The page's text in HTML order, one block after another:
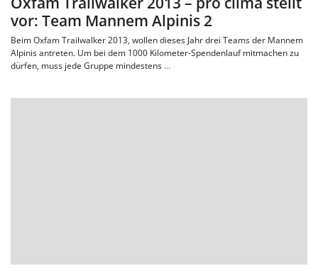
vor: Team Mannem Alpinis 2
Beim Oxfam Trailwalker 2013, wollen dieses Jahr drei Teams der Mannem
Alpinis antreten. Um bei dem 1000 Kilometer-Spendenlauf mitmachen zu
dürfen, muss jede Gruppe mindestens …